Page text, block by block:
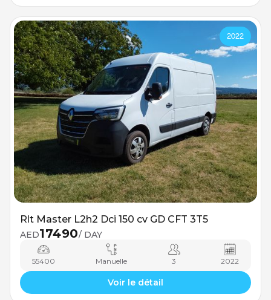
2022
Rlt Master L2h2 Dci 150 cv GD CFT 3T5
AED17490/ DAY
55400 Manuelle 3 2022
Voir le détail